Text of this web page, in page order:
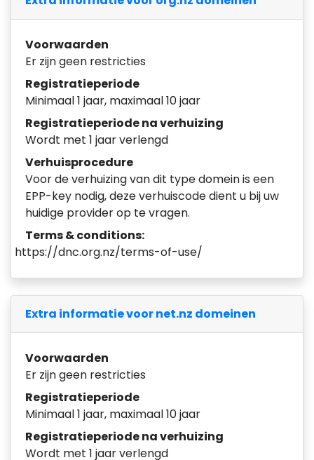
Voorwaarden
Er zijn geen restricties
Registratieperiode
Minimaal 1 jaar, maximaal 10 jaar
Registratieperiode na verhuizing
Wordt met 1 jaar verlengd
Verhuisprocedure
Voor de verhuizing van dit type domein is een
EPP-key nodig, deze verhuiscode dient u bij uw
huidige provider op te vragen.
Terms & conditions:
https://dnc.org.nz/terms-of-use/
Extra informatie voor net.nz domeinen
Voorwaarden
Er zijn geen restricties
Registratieperiode
Minimaal 1 jaar, maximaal 10 jaar
Registratieperiode na verhuizing
Wordt met 1 jaar verlengd